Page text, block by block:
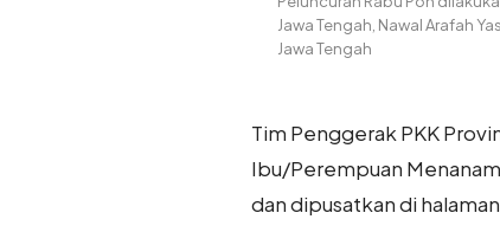
Jawa Tengah, Nawal Arafah
Jawa Tengah
Tim Penggerak PKK
Ibu/Perempuan
dan dipusatkan di